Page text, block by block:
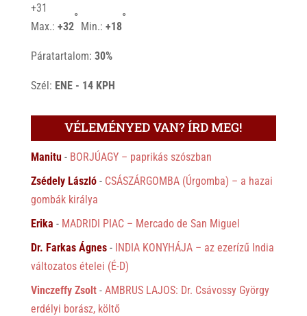
+31
Max.: +32
°
Min.: +18
°
Páratartalom: 30%
Szél: ENE - 14 KPH
VÉLEMÉNYED VAN? ÍRD MEG!
Manitu- BORJÚAGY – paprikás szószban
Zsédely László- CSÁSZÁRGOMBA (Úrgomba) – a hazai
gombák királya
Erika - MADRIDI PIAC – Mercado de San Miguel
Dr. Farkas Ágnes- INDIA KONYHÁJA – az ezerízű India
változatos ételei (É-D)
Vinczeffy Zsolt- AMBRUS LAJOS: Dr. Csávossy György
erdélyi borász, költő